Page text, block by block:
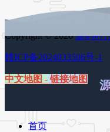
Copyright © 2026源码时
赣ICP备2024033506号-1
中文地图 - 链接地图
首页